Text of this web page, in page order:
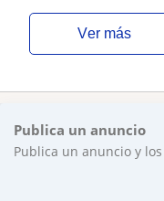
ver más
Publica un anuncio
Publica un anuncio y